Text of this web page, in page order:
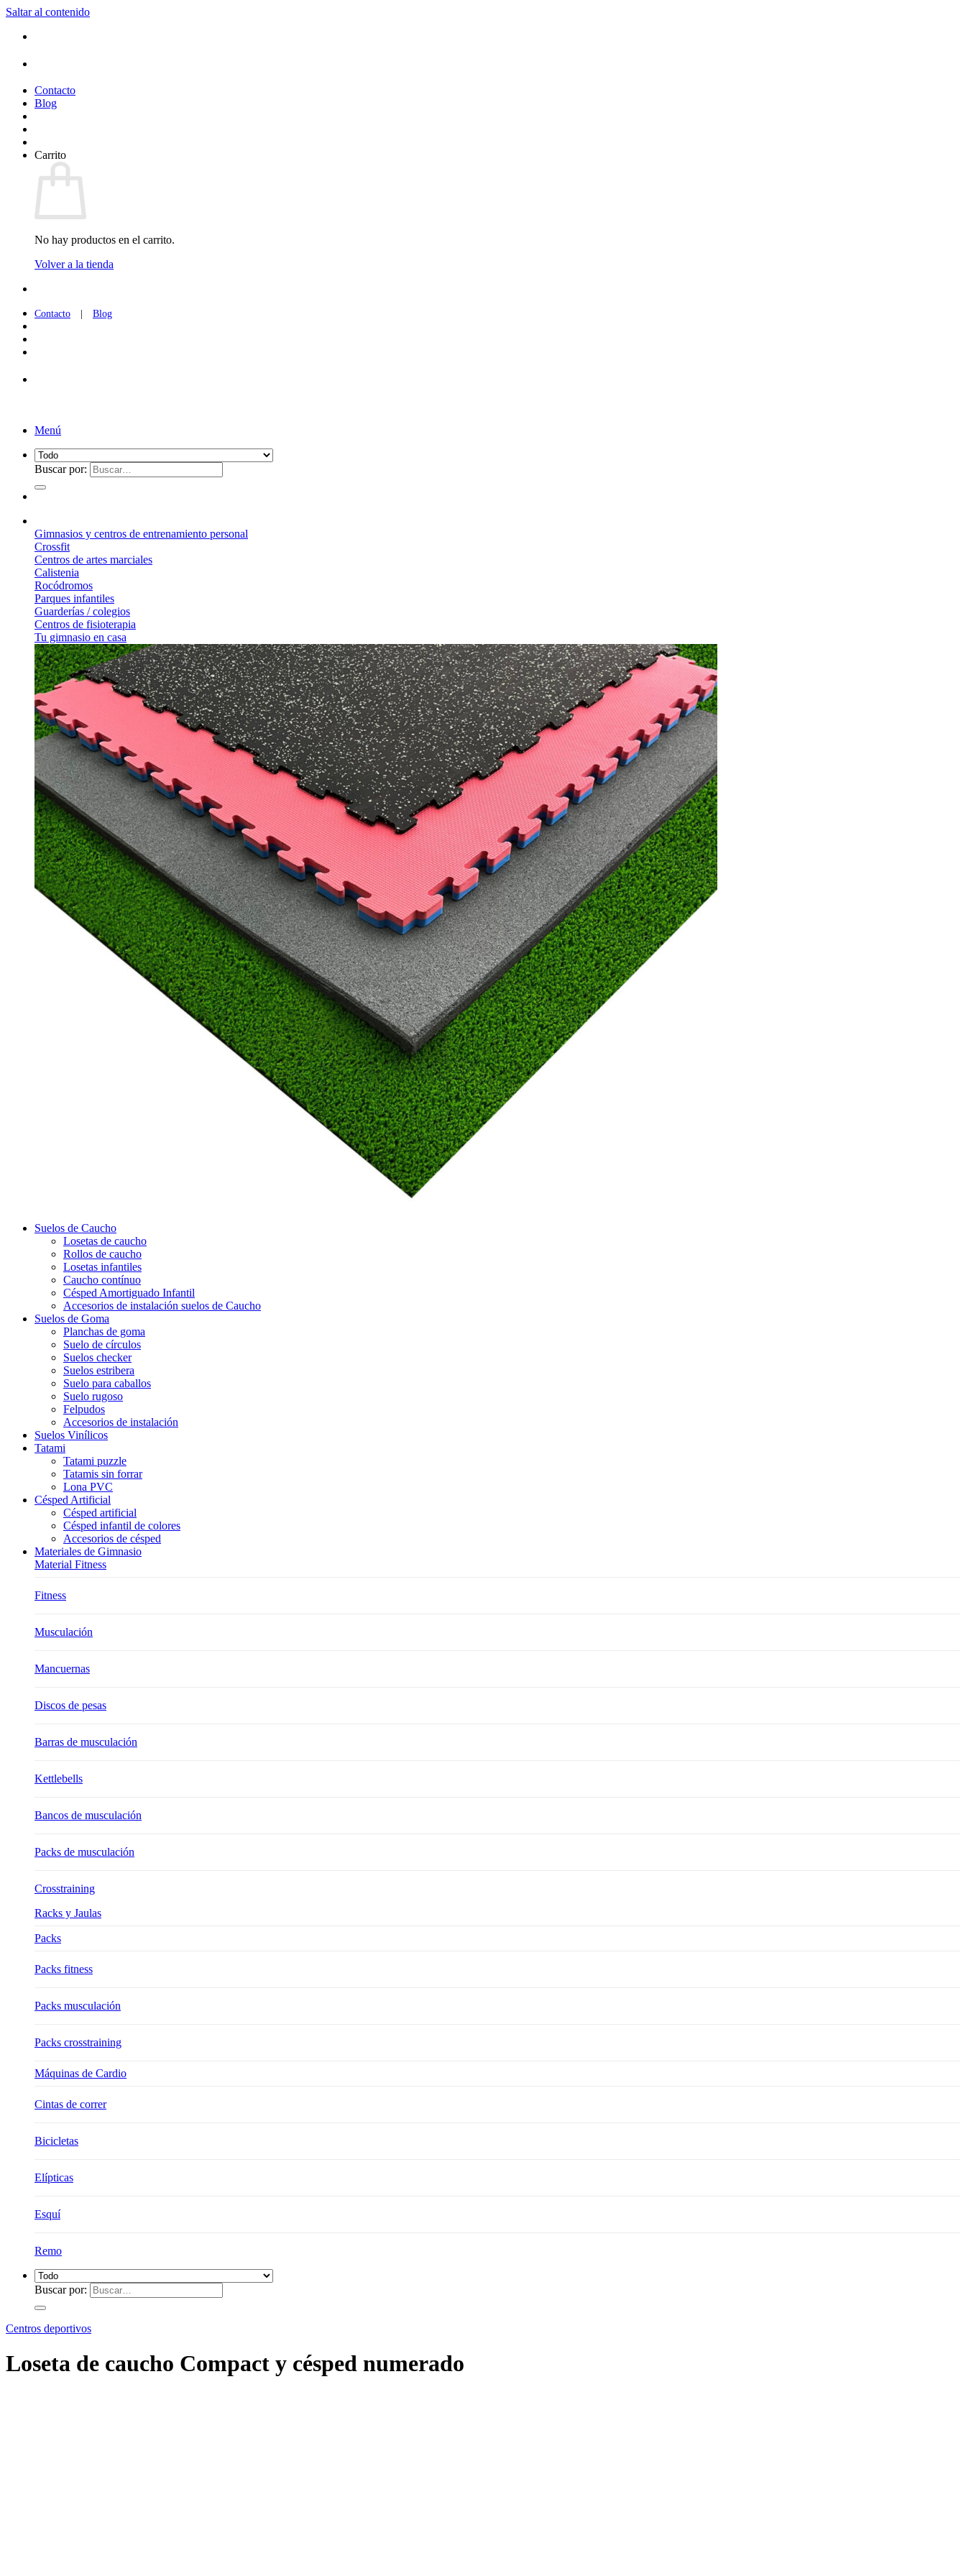
Saltar al contenido
Contacto
Blog
Carrito
No hay productos en el carrito.
Volver a la tienda
Contacto Blog
Menú
Buscar por:
Gimnasios y centros de entrenamiento personal
Crossfit
Centros de artes marciales
Calistenia
Rocódromos
Parques infantiles
Guarderías / colegios
Centros de fisioterapia
Tu gimnasio en casa
Suelos de Caucho
Losetas de caucho
Rollos de caucho
Losetas infantiles
Caucho contínuo
Césped Amortiguado Infantil
Accesorios de instalación suelos de Caucho
Suelos de Goma
Planchas de goma
Suelo de círculos
Suelos checker
Suelos estribera
Suelo para caballos
Suelo rugoso
Felpudos
Accesorios de instalación
Suelos Vinílicos
Tatami
Tatami puzzle
Tatamis sin forrar
Lona PVC
Césped Artificial
Césped artificial
Césped infantil de colores
Accesorios de césped
Materiales de Gimnasio
Material Fitness
Fitness
Musculación
Mancuernas
Discos de pesas
Barras de musculación
Kettlebells
Bancos de musculación
Packs de musculación
Crosstraining
Racks y Jaulas
Packs
Packs fitness
Packs musculación
Packs crosstraining
Máquinas de Cardio
Cintas de correr
Bicicletas
Elípticas
Esquí
Remo
Buscar por:
Centros deportivos
Loseta de caucho Compact y césped numerado